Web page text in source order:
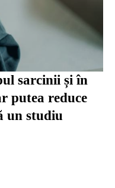
sarcinii și în
putea reduce
un studiu